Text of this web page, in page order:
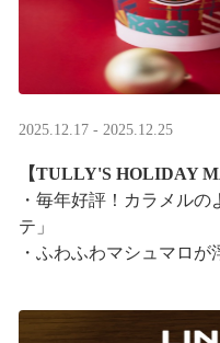
2025.12.17 - 2025.12.25
【TULLY'S HOLIDAY
・毎年好評！カラメル
テ」
・ふわふわマシュマロ
特別なドリンクと一緒